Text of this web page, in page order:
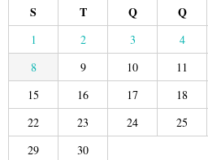
S T Q Q
1 2 3 4
8
9 10 11
15
16 17 18
22
23 24 25
29
30